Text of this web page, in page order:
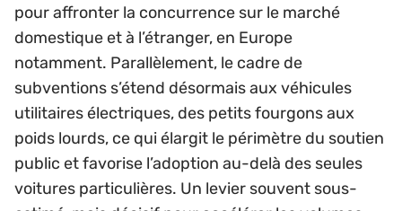
pour affronter la concurrence sur le marché
domestique et à l’étranger, en Europe
notamment. Parallèlement, le cadre de
subventions s’étend désormais aux véhicules
utilitaires électriques, des petits fourgons aux
poids lourds, ce qui élargit le périmètre du soutien
public et favorise l’adoption au-delà des seules
voitures particulières. Un levier souvent sous-